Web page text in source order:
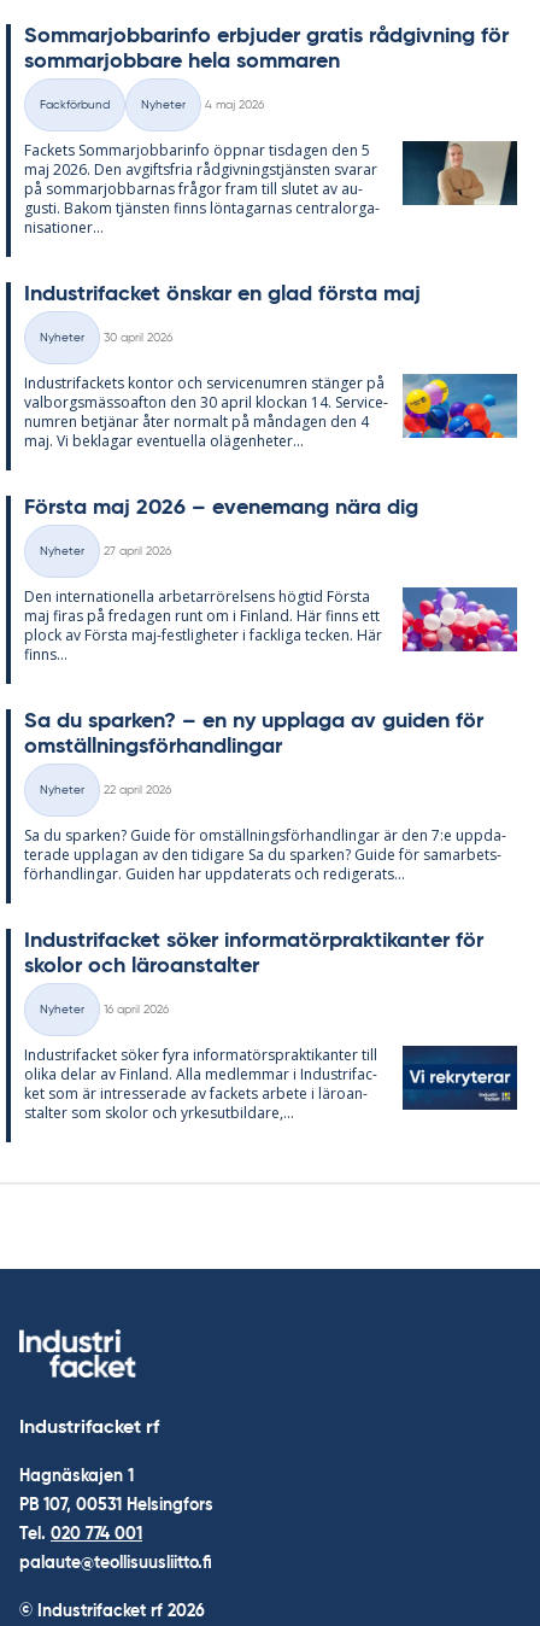
Som­mar­job­ba­rin­fo er­bju­der gra­tis råd­giv­ning för
som­mar­job­ba­re hela som­ma­ren
Kategorier
Fackförbund Nyheter
4 maj 2026
Fac­kets Som­mar­job­ba­rin­fo öpp­nar tis­da­gen den 5
maj 2026. Den av­gifts­fria råd­giv­nings­tjäns­ten sva­rar
på som­mar­job­bar­nas frå­gor fram till slu­tet av au­
gusti. Bakom tjäns­ten fin­ns lön­ta­gar­nas cen­tral­or­ga­
ni­sa­tio­ner...
In­du­stri­fac­ket öns­kar en glad förs­ta maj
Kategorier
Nyheter
30 april 2026
In­du­stri­fac­kets kon­tor och ser­vice­num­ren stäng­er på
val­borgs­mäs­so­af­ton den 30 april kloc­kan 14. Ser­vice­
num­ren be­tjä­nar åter nor­malt på mån­da­gen den 4
maj. Vi be­kla­gar even­tu­el­la olä­gen­he­ter...
Förs­ta maj 2026 – eve­ne­mang nära dig
Kategorier
Nyheter
27 april 2026
Den in­ter­na­tio­nel­la ar­be­tar­rö­rel­sens hög­tid Förs­ta
maj fi­ras på fre­da­gen runt om i Fin­land. Här fin­ns ett
plock av Förs­ta maj-fest­lig­he­ter i fack­li­ga tec­ken. Här
fin­ns...
Sa du spar­ken? – en ny upp­laga av gui­den för
om­ställ­nings­för­hand­ling­ar
Kategorier
Nyheter
22 april 2026
Sa du spar­ken? Guide för om­ställ­nings­för­hand­ling­ar är den 7:e upp­da­
te­ra­de upp­la­gan av den ti­di­ga­re Sa du spar­ken? Guide för sam­ar­bets­
för­hand­ling­ar. Gui­den har upp­da­te­ra­ts och re­di­ge­ra­ts...
In­du­stri­fac­ket sö­ker in­for­ma­törprak­ti­kan­ter för
sko­lor och läro­an­stal­ter
Kategorier
Nyheter
16 april 2026
In­du­stri­fac­ket sö­ker fyra in­for­ma­tör­sprak­ti­kan­ter till
oli­ka de­lar av Fin­land. Alla med­lem­mar i In­du­stri­fac­
ket som är in­tres­se­ra­de av fac­kets ar­bete i läro­an­
stal­ter som sko­lor och yr­kes­ut­bil­da­re,...
Industrifacket rf
Hagnäskajen 1
PB 107, 00531 Helsingfors
Tel. 020 774 001
palaute@teollisuusliitto.fi
© Industrifacket rf 2026